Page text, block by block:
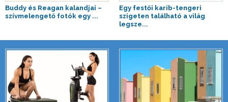
Buddy és Reagan kalandjai –
szívmelengető fotók egy ...
Egy festői karib-tengeri
szigeten található a világ
legsze...